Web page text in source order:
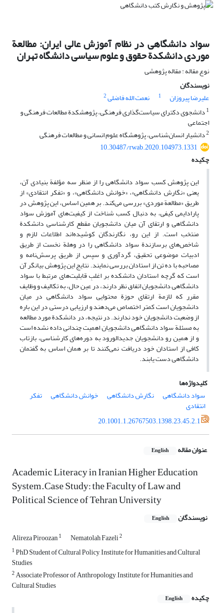
سواد دانشگاهی در نظام آموزش عالی ایران: مطالعة
موردی دانشکدة حقوق و علوم سیاسی دانشگاه تهران
نوع مقاله : مقاله پژوهشی
نویسندگان
علیرضا پیروزان
1 نعمت الله فاضلی2
1 دانشجوی دکترای سیاست‌گذاری فرهنگی، پژوهشکدة مطالعات فرهنگی و
اجتماعی
2دانشیار انسان‌شناسی، پژوهشگاه علوم انسانی و مطالعات فرهنگی
10.30487/rwab.2020.104973.1331
چکیده
این پژوهش کسب سواد دانشگاهی را از منظر سه مؤلفة بنیادی آن،
یعنی «نگارش دانشگاهی»، «خوانش دانشگاهی»، و «تفکر انتقادی» از
طریق «مطالعة موردی» بررسی می‌کند. بر همین اساس، این پژوهش در
پارادایمی کیفی، به دنبال کسب شناخت از کیفیت‌های آموزش سواد
دانشگاهی و ارتقای آن میان دانشجویان مقطع کارشناسی دانشکدة
منتخب است. از این رو، نگارندگان کوشیده‌اند اطلاعات لازم و
شاخص‌های برسازندة سواد دانشگاهی را در وهلة نخست از طریق
ادبیات موضوعی تحقیق، گردآوری و سپس از طریق پرسش‌نامه و
مصاحبه با ده تن از استادان بررسی نمایند. نتایج این پژوهش بیانگر آن
است که گرچه استادان دانشکده بر اغلبِ قابلیت‌های مرتبط با سواد
دانشگاهی دانشجویان اتفاق نظر دارند، در عین حال، به تکالیف و وظایف
مقرر که لازمة ارتقای حوزة محتوایی سواد دانشگاهی در میان
دانشجویان است کمتر اختصاص می‌دهند و ارزیابی درستی در این باره
از وضعیت دانشجویان خود ندارند. در نتیجه، در دانشکدة مورد مطالعه
به مسئلة سواد دانشگاهی دانشجویان اهمیت چندانی داده نشده است
و از همین رو دانشجویان جدیدالورود به دوره‌های کارشناسی، بازتاب
کافی از استادان خود دریافت نمی‌کنند تا بر همان اساس به گفتمان
دانشگاهی دست یابند.
کلیدواژه‌ها
سواد دانشگاهی
نگارش دانشگاهی خوانش دانشگاهی تفکر
انتقادی
20.1001.1.26767503.1398.23.45.2.1
عنوان مقاله English
Academic Literacy in Iranian Higher Education
System.Case Study: the Faculty of Law and
Political Science of Tehran University
نویسندگان English
Alireza Piroozan1 Nematolah Fazeli2
1PhD Student of Cultural Policy, Institute for Humanities and Cultural
Studies
2Associate Professor of Anthropology, Institute for Humanities and
Cultural Studies
چکیده
English